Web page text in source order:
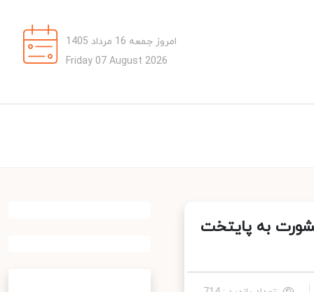
امروز جمعه 16 مرداد 1405
Friday 07 August 2026
به پایتخت